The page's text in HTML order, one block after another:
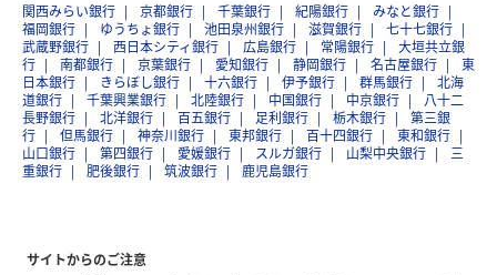
関西みらい銀行 京都銀行 千葉銀行 紀陽銀行
みなと銀行
福岡銀行
ゆうちょ銀行 池田泉州銀行 滋賀銀行
七十七銀行
武蔵野銀行
西日本シティ銀行 広島銀行 常陽銀行
大垣共立銀
行
南都銀行 京葉銀行 愛知銀行 静岡銀行 名古屋銀行
東
日本銀行
きらぼし銀行 十六銀行 伊予銀行 群馬銀行
北海
道銀行
千葉興業銀行 北陸銀行 中国銀行 中京銀行
八十二
長野銀行
北洋銀行 百五銀行 足利銀行 栃木銀行
第三銀
行
但馬銀行 神奈川銀行 東邦銀行 百十四銀行
東和銀行
山口銀行
第四銀行 愛媛銀行 スルガ銀行 山梨中央銀行
三
重銀行
肥後銀行 筑波銀行 鹿児島銀行
サイトからのご注意